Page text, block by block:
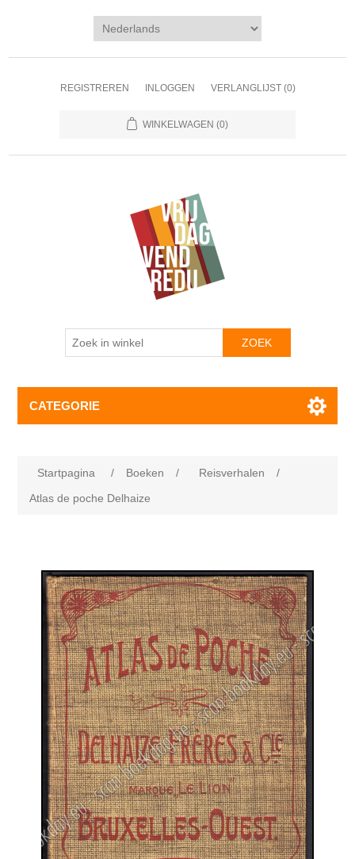
REGISTREREN INLOGGEN VERLANGLIJST (0)
WINKELWAGEN (0)
CATEGORIE
Startpagina / Boeken / Reisverhalen
/
Atlas de poche Delhaize